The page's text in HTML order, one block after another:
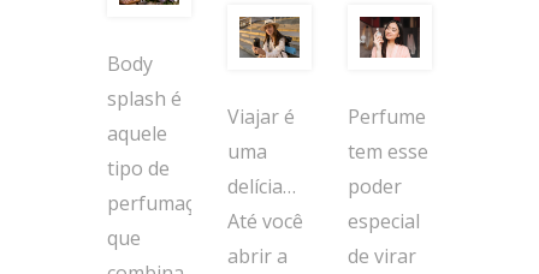
Body
splash é
aquele
tipo de
perfumação
que
Viajar é
uma
delícia…
Até você
abrir a
Perfume
tem esse
poder
especial
de virar